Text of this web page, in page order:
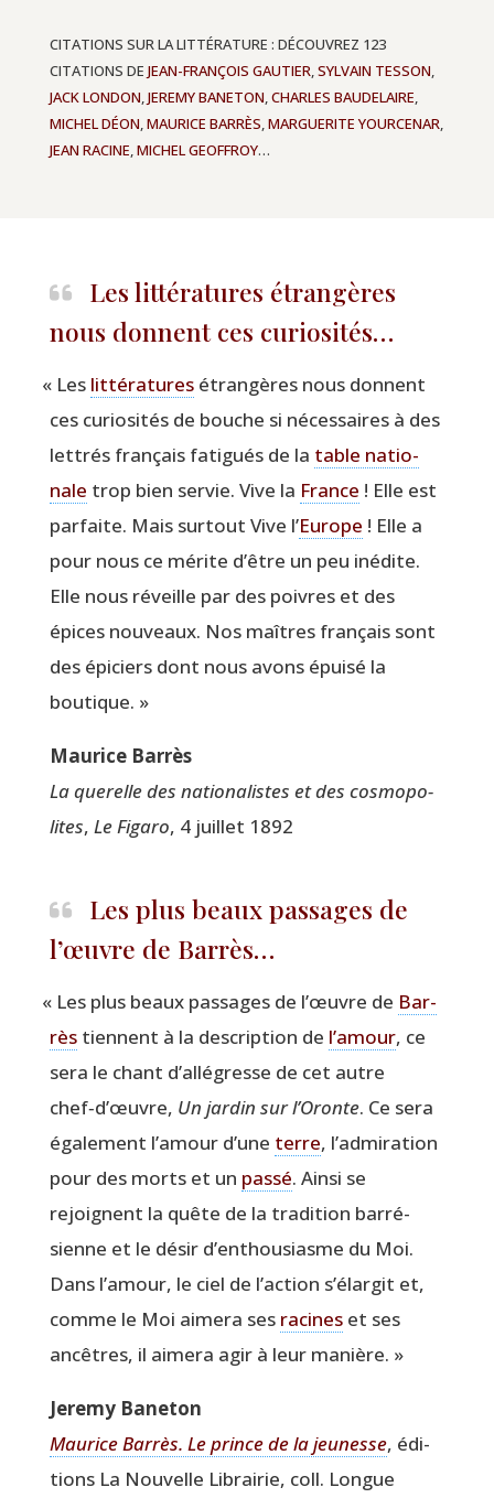
CITATIONS SUR LA LITTÉRATURE : DÉCOUVREZ 123
CITATIONS DE JEAN-FRANÇOIS GAUTIER,SYLVAIN TESSON,
JACK LONDON,JEREMY BANETON,CHARLES BAUDELAIRE,
MICHEL DÉON,MAURICE BARRÈS,MARGUERITE YOURCENAR,
JEAN RACINE,MICHEL GEOFFROY…
Les littératures étrangères
nous donnent ces curiosités…
« Les lit­té­ra­tures étran­gères nous donnent
ces curio­si­tés de bouche si néces­saires à des
let­trés fran­çais fati­gués de la table natio­
nale trop bien ser­vie. Vive la France ! Elle est
par­faite. Mais sur­tout Vive l’Europe ! Elle a
pour nous ce mérite d’être un peu inédite.
Elle nous réveille par des poivres et des
épices nou­veaux. Nos maîtres fran­çais sont
des épi­ciers dont nous avons épui­sé la
boutique. »
Mau­rice Barrès
La que­relle des natio­na­listes et des cos­mo­po­
lites, Le Figa­ro, 4 juillet 1892
Les plus beaux passages de
l’œuvre de Barrès…
« Les plus beaux pas­sages de l’œuvre de Bar­
rèstiennent à la des­crip­tion de l’amour, ce
sera le chant d’allégresse de cet autre
chef‑d’œuvre, Un jar­din sur l’Oronte. Ce sera
éga­le­ment l’amour d’une terre, l’admiration
pour des morts et un pas­sé. Ain­si se
rejoignent la quête de la tra­di­tion bar­ré­
sienne et le désir d’enthousiasme du Moi.
Dans l’amour, le ciel de l’action s’élargit et,
comme le Moi aime­ra ses racineset ses
ancêtres, il aime­ra agir à leur manière. »
Jere­my Baneton
Mau­rice Bar­rès. Le prince de la jeu­nesse, édi­
tions La Nou­velle Librai­rie, coll. Longue